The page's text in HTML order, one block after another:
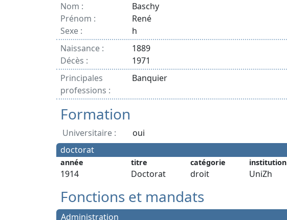
Nom :
Baschy
Prénom :
René
Sexe :
h
Naissance :
1889
Décès :
1971
Principales
professions :
Banquier
Formation
Universitaire :
oui
doctorat
année titre catégorie institution
1914 Doctorat droit UniZh
Fonctions et mandats
Administration